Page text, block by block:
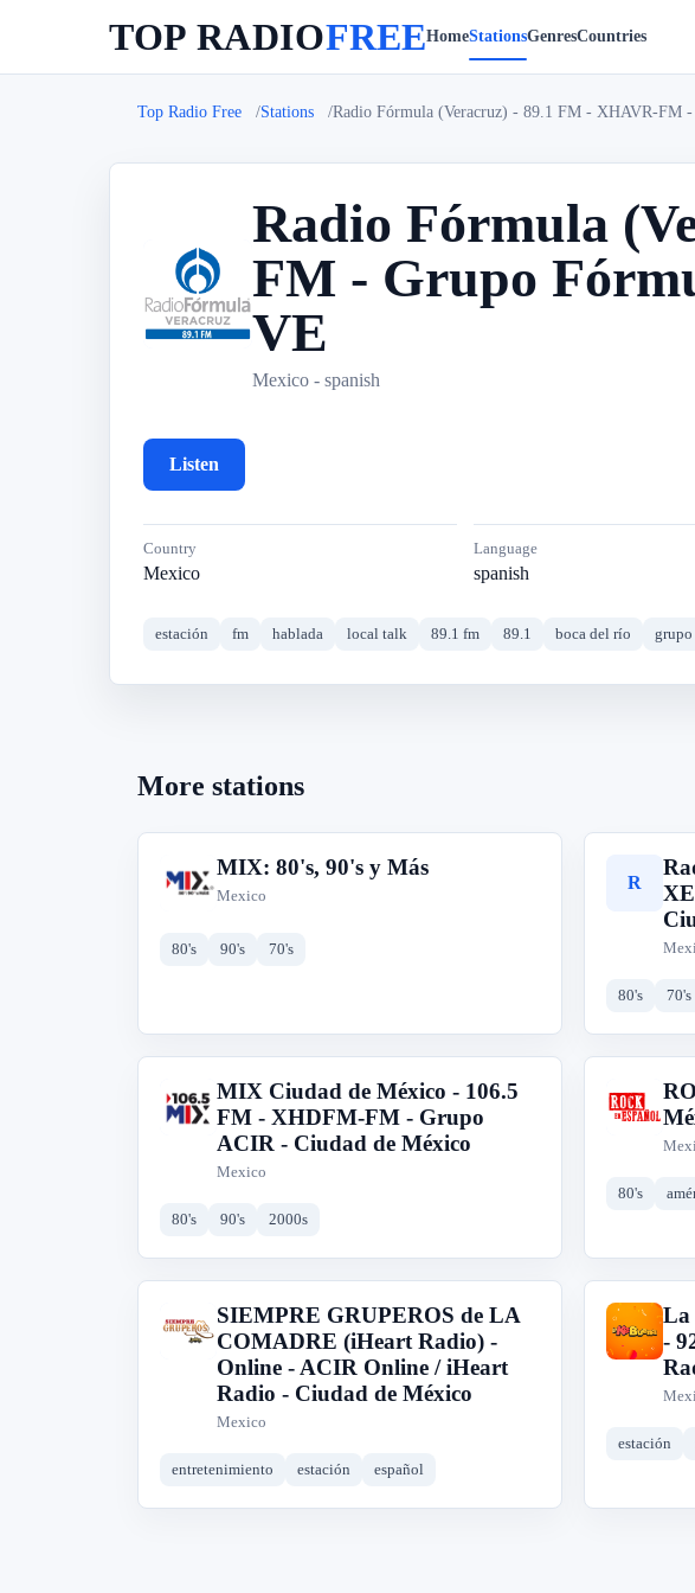
TOP RADIOFREEHomeStationsGenresCountries
Top Radio Free Stations Radio Fórmula (Veracruz) - 89.1 FM - XHAVR-FM
R
Radio Fórmula
FM - Grupo
VE
Mexico - spanish
Listen
Country
Mexico
Language
spanish
estación fm hablada local talk 89.1 fm 89.1 boca del río
More stations
M
MIX: 80's, 90's y Más
Mexico
80's 90's 70's
R
80's 70's
M
MIX Ciudad de México - 106.5
FM - XHDFM-FM - Grupo
ACIR - Ciudad de México
Mexico
80's 90's 2000s
R
80's
S
SIEMPRE GRUPEROS de LA
COMADRE (iHeart Radio) -
Online - ACIR Online / iHeart
Radio - Ciudad de México
Mexico
entretenimiento estación español
L
La
-
estación